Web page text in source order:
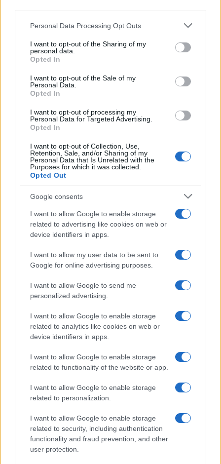
Please note that this website/app uses one or more Google
not limited to your visit or usage behaviour. You may click to
grant or deny consent to Google and its third-party tags to
use your data for below specified purposes in below Google
consent section.
Personal Data Processing Opt Outs
I want to opt-out of the Sharing of my
personal data.
Opted In
I want to opt-out of the Sale of my
Personal Data.
Opted In
I want to opt-out of processing my
Personal Data for Targeted Advertising.
Opted In
I want to opt-out of Collection, Use,
Retention, Sale, and/or Sharing of my
Personal Data that Is Unrelated with the
Purposes for which it was collected.
Opted Out
Google consents
I want to allow Google to enable storage
related to advertising like cookies on web or
device identifiers in apps.
I want to allow my user data to be sent to
Google for online advertising purposes.
I want to allow Google to send me
personalized advertising.
I want to allow Google to enable storage
related to analytics like cookies on web or
device identifiers in apps.
I want to allow Google to enable storage
related to functionality of the website or app.
I want to allow Google to enable storage
related to personalization.
I want to allow Google to enable storage
related to security, including authentication
functionality and fraud prevention, and other
user protection.
di nome Jolting Joey.
DOVE VIVE ALI GORMAN?
Gorman risiede in Pennsylvania, PA con il suo
ragazzo, caricheremo le foto della sua casa una
volta che le avremo.
QUANTO GUADAGNA ALI?
Secondo le nostre stime salariali medie per un
giornalista negli Stati Uniti, Gorman riceve uno
stipendio annuo compreso tra 24.292 e 72.507$,
che si traduce in uno stipendio orario medio
compreso tra 10,15 e 31,32$.
ALI È VIVO O MORTO?
state segnalazioni di malattie o altri problemi di
salute.
DOV’È ALI GORMAN ADESSO?
giornalismo, attualmente lavora per 6ABC News.
Gorman è entrato a far parte di Action News nel
marzo 2008 come reporter sanitario e medico
AUTORE